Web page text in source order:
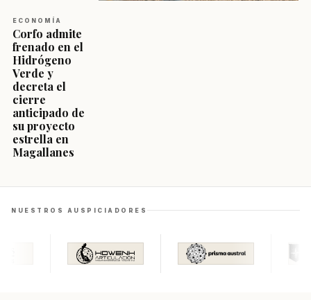
ECONOMÍA
Corfo admite
frenado en el
Hidrógeno
Verde y
decreta el
cierre
anticipado de
su proyecto
estrella en
Magallanes
NUESTROS AUSPICIADORES